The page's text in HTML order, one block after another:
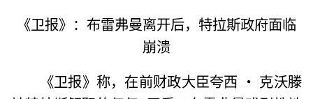
《卫报》：布雷弗曼离开后，特拉斯政府面临
崩溃
《卫报》称，在前财政大臣夸西 • 克沃滕